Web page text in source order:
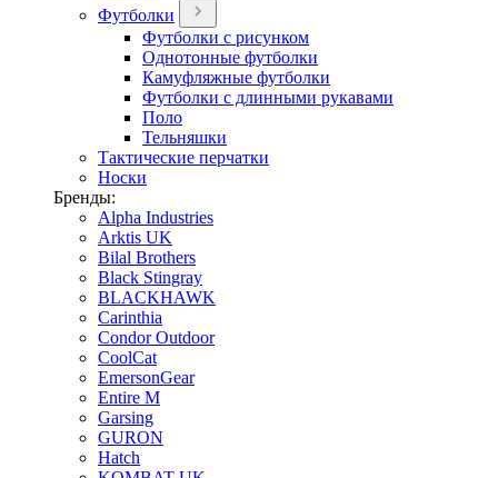
Футболки
Футболки с рисунком
Однотонные футболки
Камуфляжные футболки
Футболки с длинными рукавами
Поло
Тельняшки
Тактические перчатки
Носки
Бренды:
Alpha Industries
Arktis UK
Bilal Brothers
Black Stingray
BLACKHAWK
Carinthia
Condor Outdoor
CoolCat
EmersonGear
Entire M
Garsing
GURON
Hatch